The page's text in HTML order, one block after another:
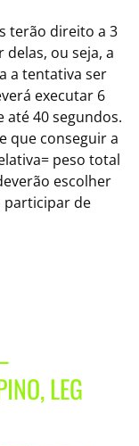
terão direito a 3
ou seja, a
a tentativa ser
executar 6
40 segundos.
que conseguir a
peso total
escolher
participar de
LEG